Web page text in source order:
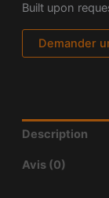
Built upon
Demander
Description
Avis (0)